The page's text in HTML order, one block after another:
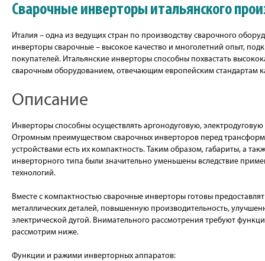
Сварочные инверторы итальянского
Италия – одна из ведущих стран по производству сварочного
инверторы сварочные – высокое качество и многолетний опыт,
покупателей. Итальянские инверторы способны похвастать
сварочным оборудованием, отвечающим европейским стандартам
Описание
Инверторы способны осуществлять аргонодуговую,
Огромным преимуществом сварочных инверторов перед
устройствами есть их компактность. Таким образом, габариты, а
инверторного типа были значительно уменьшены вследствие
технологий.
Вместе с компактностью сварочные инверторы готовы
металлических деталей, повышенную производительность,
электрической дугой. Внимательного рассмотрения требуют
рассмотрим ниже.
Функции и ражими инверторных аппаратов: